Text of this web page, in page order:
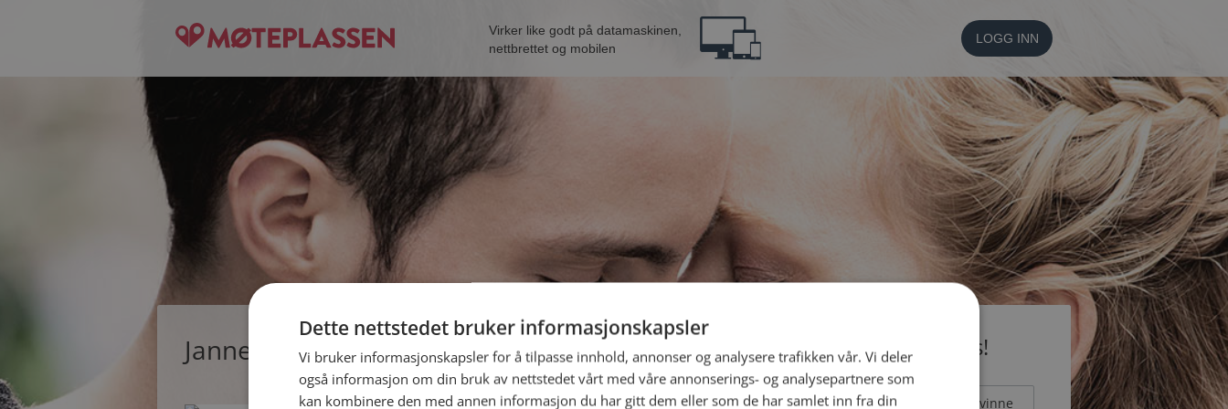
Virker like godt på datamaskinen,
nettbrettet og mobilen
LOGG INN
Janne, single kvinne fra Sømna Bli medlem gratis!
Jeg er en: Mann Kvinne
Dette nettstedet bruker informasjonskapsler
Vi bruker informasjonskapsler for å tilpasse innhold, annonser og analysere trafikken vår. Vi deler
også informasjon om din bruk av nettstedet vårt med våre annonserings- og analysepartnere som
kan kombinere den med annen informasjon du har gitt dem eller som de har samlet inn fra din